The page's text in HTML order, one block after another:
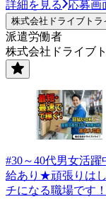
詳細を見る 応募画
株式会社ドライブト
派遣労働者
株式会社ドライブ
#30～40代男女活
給あり★頑張りは
チになる職場です！